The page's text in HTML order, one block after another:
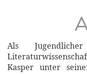
Als
Kasper unter